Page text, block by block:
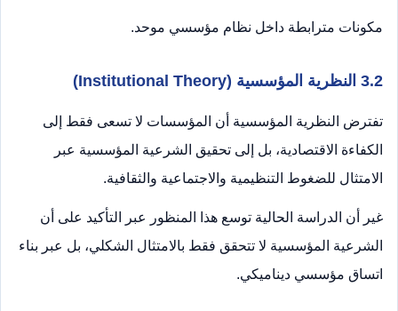
مكونات مترابطة داخل نظام مؤسسي موحد.
3.2 النظرية المؤسسية (Institutional Theory)
تفترض النظرية المؤسسية أن المؤسسات لا تسعى فقط إلى
الكفاءة الاقتصادية، بل إلى تحقيق الشرعية المؤسسية عبر
الامتثال للضغوط التنظيمية والاجتماعية والثقافية.
غير أن الدراسة الحالية توسع هذا المنظور عبر التأكيد على أن
الشرعية المؤسسية لا تتحقق فقط بالامتثال الشكلي، بل عبر بناء
اتساق مؤسسي ديناميكي.